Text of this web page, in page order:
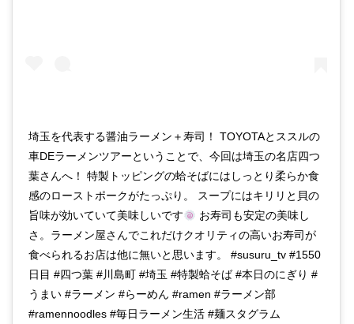
埼玉を代表する醤油ラーメン＋寿司！ TOYOTAとススルの
車DEラーメンツアーということで、今回は埼玉の名店四つ
葉さんへ！ 特製トッピングの蛤そばにはしっとり柔らか食
感のローストポークがたっぷり。 スープにはキリリと貝の
旨味が効いていて美味しいです
お寿司も安定の美味し
さ。ラーメン屋さんでこれだけクオリティの高いお寿司が
食べられるお店は他に無いと思います。 #susuru_tv #1550
日目 #四つ葉 #川島町 #埼玉 #特製蛤そば #本日のにぎり #
うまい #ラーメン #らーめん #ramen #ラーメン部
#ramennoodles #毎日ラーメン生活 #麺スタグラム